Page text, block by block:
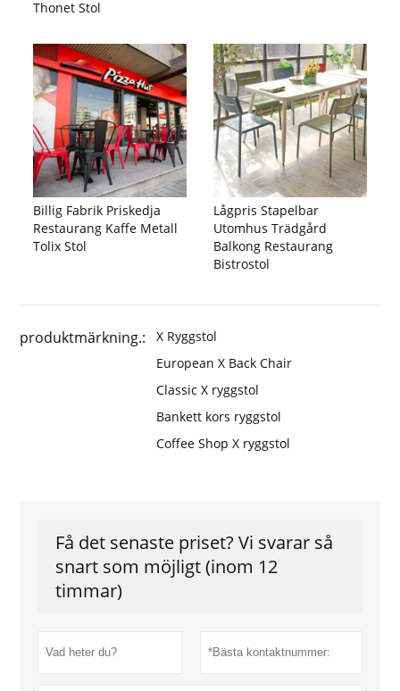
Thonet Stol
Billig Fabrik Priskedja
Restaurang Kaffe Metall
Tolix Stol
Lågpris Stapelbar
Utomhus Trädgård
Balkong Restaurang
Bistrostol
produktmärkning.:
X Ryggstol
European X Back Chair
Classic X ryggstol
Bankett kors ryggstol
Coffee Shop X ryggstol
Få det senaste priset? Vi svarar så
snart som möjligt (inom 12
timmar)